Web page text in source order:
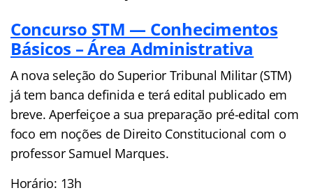
Concurso STM — Conhecimentos
Básicos – Área Administrativa
A nova seleção do Superior Tribunal Militar (STM)
já tem banca definida e terá edital publicado em
breve. Aperfeiçoe a sua preparação pré-edital com
foco em noções de Direito Constitucional com o
professor Samuel Marques.
Horário: 13h